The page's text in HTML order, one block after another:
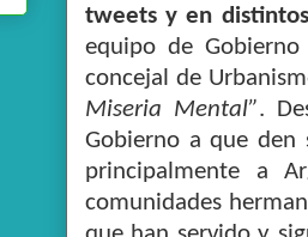
tweets y en
equipo de
concejal de
Miseria Mental”.
Gobierno a que den
principalmente a
comunidades